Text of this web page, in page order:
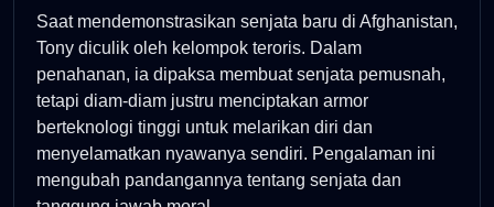
Saat mendemonstrasikan senjata baru di Afghanistan,
Tony diculik oleh kelompok teroris. Dalam
penahanan, ia dipaksa membuat senjata pemusnah,
tetapi diam-diam justru menciptakan armor
berteknologi tinggi untuk melarikan diri dan
menyelamatkan nyawanya sendiri. Pengalaman ini
mengubah pandangannya tentang senjata dan